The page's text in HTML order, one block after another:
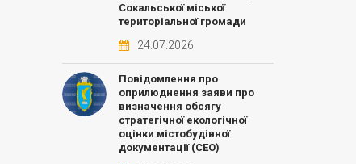
Сокальської міської
територіальної громади
24.07.2026
Повідомлення про
оприлюднення заяви про
визначення обсягу
стратегічної екологічної
оцінки містобудівної
документації (СЕО)